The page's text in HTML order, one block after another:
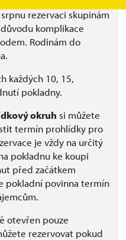
rezervaci skupinám
komplikace
Rodinám do
každých 10, 15,
pokladny.
okruh si můžete
termín prohlídky pro
je vždy na určitý
pokladnu ke koupi
před začátkem
pokladní povinna termín
otevřen pouze
rezervovat pokud